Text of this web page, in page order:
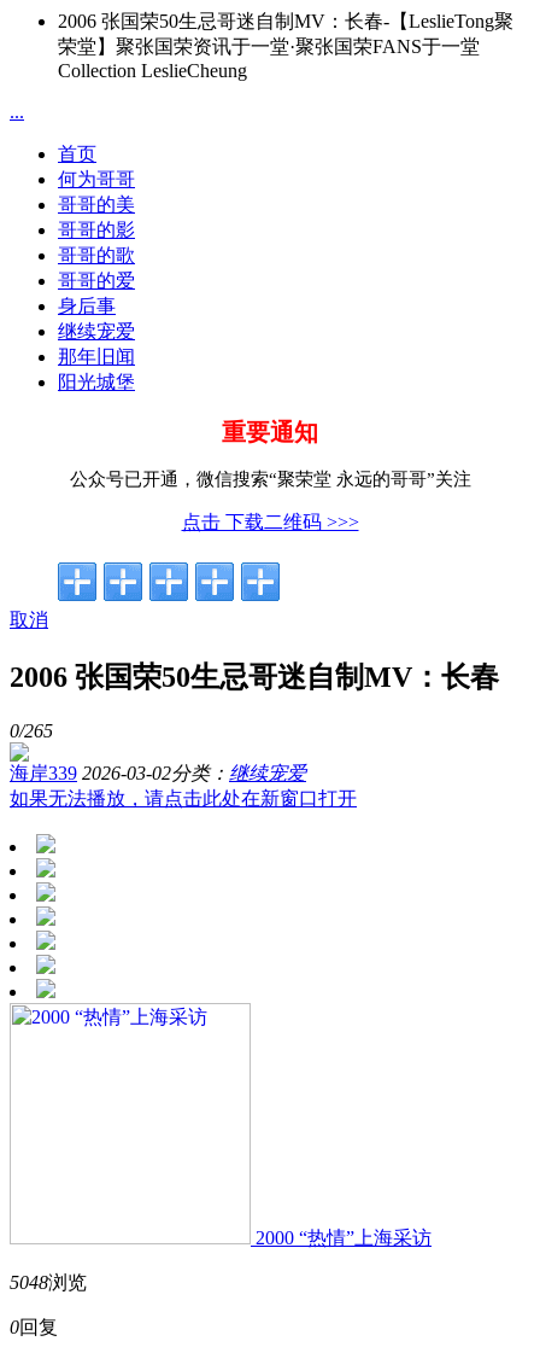
2006 张国荣50生忌哥迷自制MV：长春-【LeslieTong聚
荣堂】聚张国荣资讯于一堂·聚张国荣FANS于一堂
Collection LeslieCheung
...
首页
何为哥哥
哥哥的美
哥哥的影
哥哥的歌
哥哥的爱
身后事
继续宠爱
那年旧闻
阳光城堡
重要通知
公众号已开通，微信搜索“聚荣堂 永远的哥哥”关注
点击 下载二维码 >>>
取消
2006 张国荣50生忌哥迷自制MV：长春
0/265
海岸339 2026-03-02分类： 继续宠爱
如果无法播放，请点击此处在新窗口打开
2000 “热情”上海采访
5048浏览
0回复